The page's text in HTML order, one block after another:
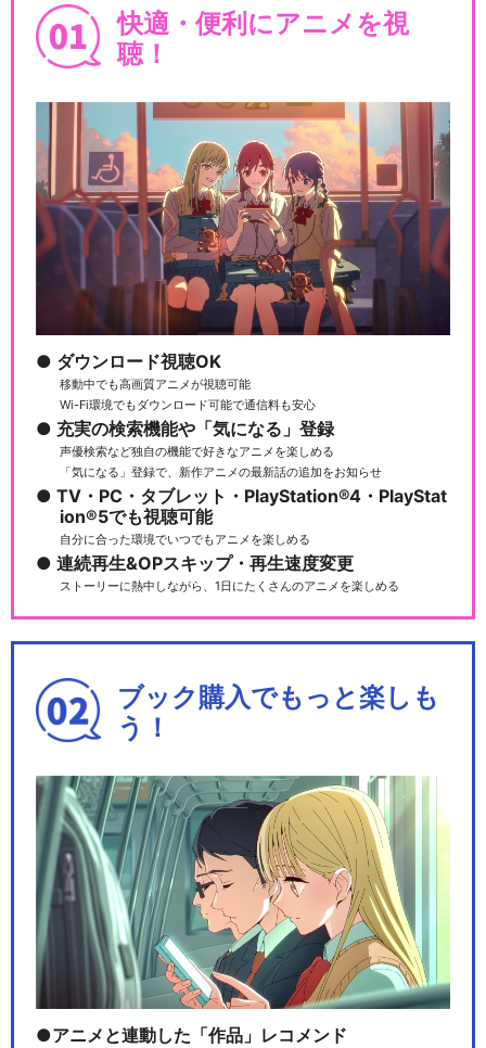
快適・便利にアニメを視
聴！
ダウンロード視聴OK
移動中でも高画質アニメが視聴可能
Wi-Fi環境でもダウンロード可能で通信料も安心
充実の検索機能や「気になる」登録
声優検索など独自の機能で好きなアニメを楽しめる
「気になる」登録で、新作アニメの最新話の追加をお知らせ
TV・PC・タブレット・PlayStation®4・PlayStat
ion®5でも視聴可能
自分に合った環境でいつでもアニメを楽しめる
連続再生&OPスキップ・再生速度変更
ストーリーに熱中しながら、1日にたくさんのアニメを楽しめる
ブック購入でもっと楽しも
う！
アニメと連動した「作品」レコメンド